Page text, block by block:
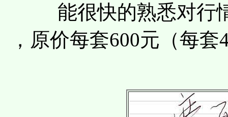
能很快的熟悉对行
，原价每套600元（每